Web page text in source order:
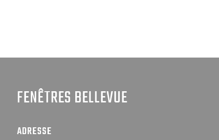
FENÊTRES BELLEVUE
ADRESSE